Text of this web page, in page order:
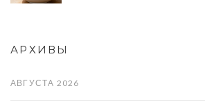
АРХИВЫ
АВГУСТА 2026